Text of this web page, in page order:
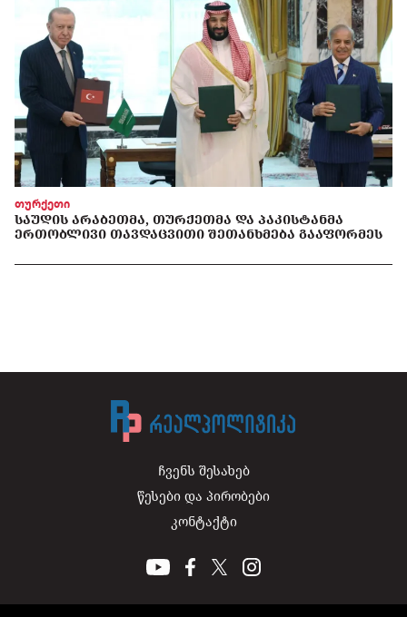
თურქეთი
ᲡᲐᲣᲓᲘᲡ ᲐᲠᲐᲑᲔᲗᲛᲐ, ᲗᲣᲠᲥᲔᲗᲛᲐ ᲓᲐ ᲞᲐᲙᲘᲡᲢᲐᲜᲛᲐ
ᲔᲠᲗᲝᲑᲚᲘᲕᲘ ᲗᲐᲕᲓᲐᲪᲕᲘᲗᲘ ᲨᲔᲗᲐᲜᲮᲛᲔᲑᲐ ᲒᲐᲐᲤᲝᲠᲛᲔᲡ
ჩვენს შესახებ
წესები და პირობები
კონტაქტი